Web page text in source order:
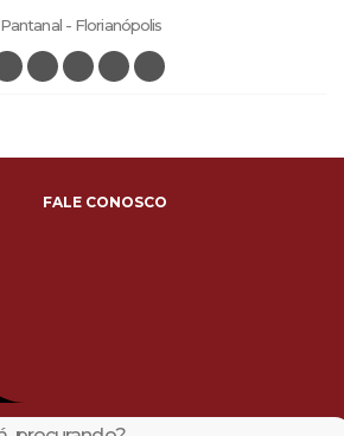
Pantanal - Florianópolis
FALE CONOSCO